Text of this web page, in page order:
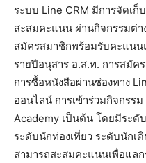
ระบบ Line CRM มีการจัดเ
สะสมคะแนน ผ่านกิจกรรมต่า
สมัครสมาชิกพร้อมรับคะแนน
รายปีอนุสาร อ.ส.ท. การสมั
การซื้อหนังสือผ่านช่องทาง
ออนไลน์ การเข้าร่วมกิจกรร
Academy เป็นต้น โดยมีระ
ระดับนักท่องเที่ยว ระดับนักเ
สามารถสะสมคะแนนเพื่อแล